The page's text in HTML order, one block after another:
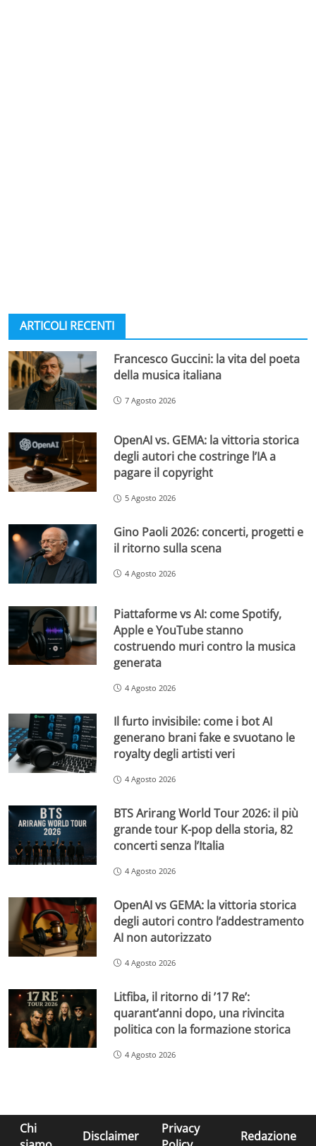
ARTICOLI RECENTI
Francesco Guccini: la vita del poeta
della musica italiana
7 Agosto 2026
OpenAI vs. GEMA: la vittoria storica
degli autori che costringe l’IA a
pagare il copyright
5 Agosto 2026
Gino Paoli 2026: concerti, progetti e
il ritorno sulla scena
4 Agosto 2026
Piattaforme vs AI: come Spotify,
Apple e YouTube stanno
costruendo muri contro la musica
generata
4 Agosto 2026
Il furto invisibile: come i bot AI
generano brani fake e svuotano le
royalty degli artisti veri
4 Agosto 2026
BTS Arirang World Tour 2026: il più
grande tour K-pop della storia, 82
concerti senza l’Italia
4 Agosto 2026
OpenAI vs GEMA: la vittoria storica
degli autori contro l’addestramento
AI non autorizzato
4 Agosto 2026
Litfiba, il ritorno di ’17 Re’:
quarant’anni dopo, una rivincita
politica con la formazione storica
4 Agosto 2026
Chi
Disclaimer
Privacy
Redazione